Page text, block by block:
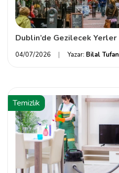
Dublin’de Gezilecek Yerler
04/07/2026 Yazar: Bilal Tufan
Temizlik